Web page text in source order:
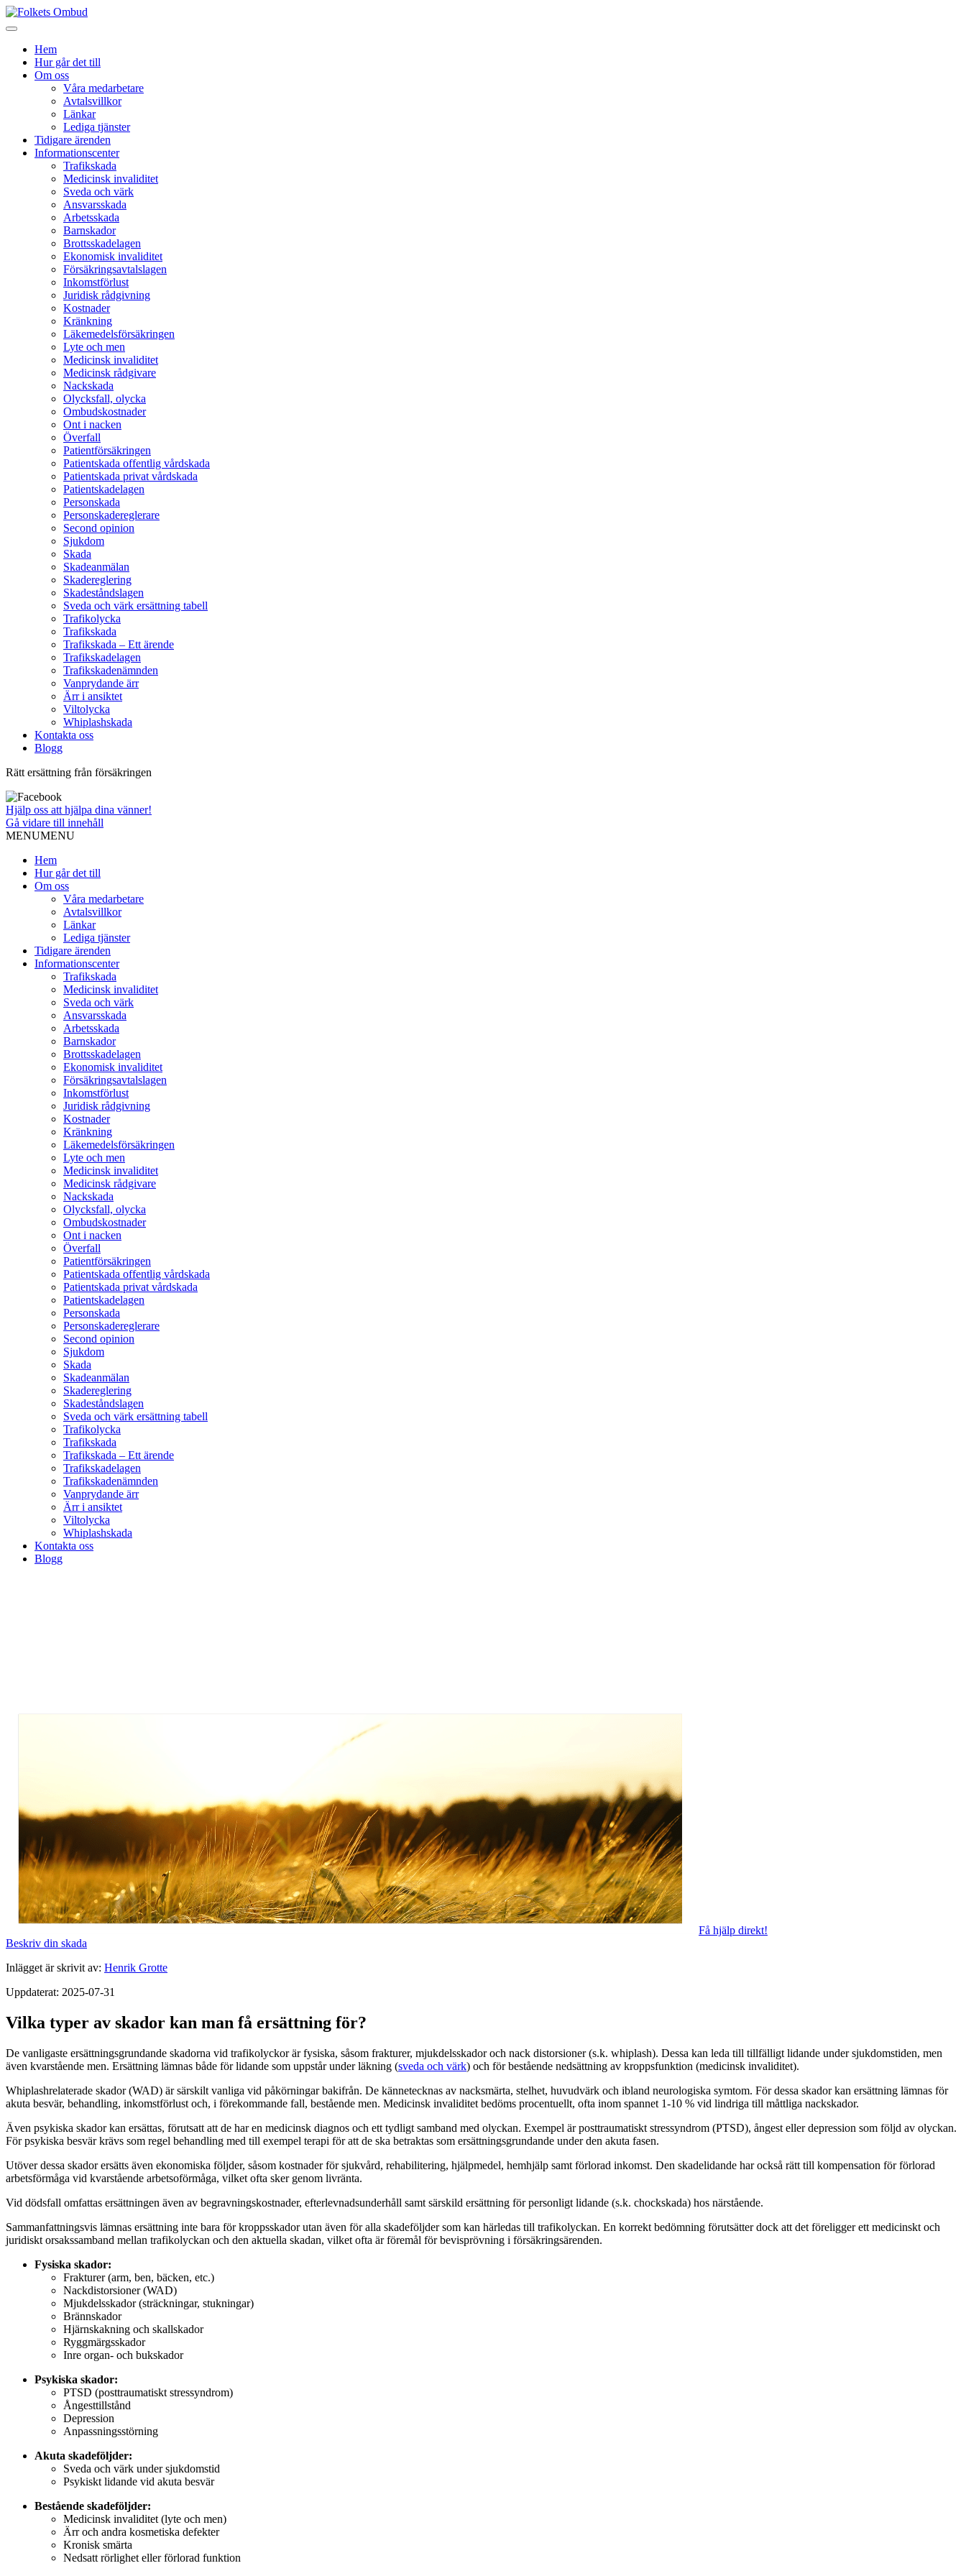
Hem
Hur går det till
Om oss
Våra medarbetare
Avtalsvillkor
Länkar
Lediga tjänster
Tidigare ärenden
Informationscenter
Trafikskada
Medicinsk invaliditet
Sveda och värk
Ansvarsskada
Arbetsskada
Barnskador
Brottsskadelagen
Ekonomisk invaliditet
Försäkringsavtalslagen
Inkomstförlust
Juridisk rådgivning
Kostnader
Kränkning
Läkemedelsförsäkringen
Lyte och men
Medicinsk invaliditet
Medicinsk rådgivare
Nackskada
Olycksfall, olycka
Ombudskostnader
Ont i nacken
Överfall
Patientförsäkringen
Patientskada offentlig vårdskada
Patientskada privat vårdskada
Patientskadelagen
Personskada
Personskadereglerare
Second opinion
Sjukdom
Skada
Skadeanmälan
Skadereglering
Skadeståndslagen
Sveda och värk ersättning tabell
Trafikolycka
Trafikskada
Trafikskada – Ett ärende
Trafikskadelagen
Trafikskadenämnden
Vanprydande ärr
Ärr i ansiktet
Viltolycka
Whiplashskada
Kontakta oss
Blogg
Rätt ersättning från försäkringen
Hjälp oss att hjälpa dina vänner!
Gå vidare till innehåll
MENUMENU
Hem
Hur går det till
Om oss
Våra medarbetare
Avtalsvillkor
Länkar
Lediga tjänster
Tidigare ärenden
Informationscenter
Trafikskada
Medicinsk invaliditet
Sveda och värk
Ansvarsskada
Arbetsskada
Barnskador
Brottsskadelagen
Ekonomisk invaliditet
Försäkringsavtalslagen
Inkomstförlust
Juridisk rådgivning
Kostnader
Kränkning
Läkemedelsförsäkringen
Lyte och men
Medicinsk invaliditet
Medicinsk rådgivare
Nackskada
Olycksfall, olycka
Ombudskostnader
Ont i nacken
Överfall
Patientförsäkringen
Patientskada offentlig vårdskada
Patientskada privat vårdskada
Patientskadelagen
Personskada
Personskadereglerare
Second opinion
Sjukdom
Skada
Skadeanmälan
Skadereglering
Skadeståndslagen
Sveda och värk ersättning tabell
Trafikolycka
Trafikskada
Trafikskada – Ett ärende
Trafikskadelagen
Trafikskadenämnden
Vanprydande ärr
Ärr i ansiktet
Viltolycka
Whiplashskada
Kontakta oss
Blogg
Få hjälp direkt!
Beskriv din skada
Inlägget är skrivit av: Henrik Grotte
Uppdaterat: 2025-07-31
Vilka typer av skador kan man få ersättning för?
De vanligaste ersättningsgrundande skadorna vid trafikolyckor är fysiska, såsom frakturer, mjukdelsskador och nack distorsioner (s.k. whiplash). Dessa kan leda till tillfälligt lidande under sjukdomstiden, men
även kvarstående men. Ersättning lämnas både för lidande som uppstår under läkning (sveda och värk) och för bestående nedsättning av kroppsfunktion (medicinsk invaliditet).
Whiplashrelaterade skador (WAD) är särskilt vanliga vid påkörningar bakifrån. De kännetecknas av nacksmärta, stelhet, huvudvärk och ibland neurologiska symtom. För dessa skador kan ersättning lämnas för
akuta besvär, behandling, inkomstförlust och, i förekommande fall, bestående men. Medicinsk invaliditet bedöms procentuellt, ofta inom spannet 1-10 % vid lindriga till måttliga nackskador.
Även psykiska skador kan ersättas, förutsatt att de har en medicinsk diagnos och ett tydligt samband med olyckan. Exempel är posttraumatiskt stressyndrom (PTSD), ångest eller depression som följd av olyckan.
För psykiska besvär krävs som regel behandling med till exempel terapi för att de ska betraktas som ersättningsgrundande under den akuta fasen.
Utöver dessa skador ersätts även ekonomiska följder, såsom kostnader för sjukvård, rehabilitering, hjälpmedel, hemhjälp samt förlorad inkomst. Den skadelidande har också rätt till kompensation för förlorad
arbetsförmåga vid kvarstående arbetsoförmåga, vilket ofta sker genom livränta.
Vid dödsfall omfattas ersättningen även av begravningskostnader, efterlevnadsunderhåll samt särskild ersättning för personligt lidande (s.k. chockskada) hos närstående.
Sammanfattningsvis lämnas ersättning inte bara för kroppsskador utan även för alla skadeföljder som kan härledas till trafikolyckan. En korrekt bedömning förutsätter dock att det föreligger ett medicinskt och
juridiskt orsakssamband mellan trafikolyckan och den aktuella skadan, vilket ofta är föremål för bevisprövning i försäkringsärenden.
Fysiska skador:
Frakturer (arm, ben, bäcken, etc.)
Nackdistorsioner (WAD)
Mjukdelsskador (sträckningar, stukningar)
Brännskador
Hjärnskakning och skallskador
Ryggmärgsskador
Inre organ- och bukskador
Psykiska skador:
PTSD (posttraumatiskt stressyndrom)
Ångesttillstånd
Depression
Anpassningsstörning
Akuta skadeföljder:
Sveda och värk under sjukdomstid
Psykiskt lidande vid akuta besvär
Bestående skadeföljder:
Medicinsk invaliditet (lyte och men)
Ärr och andra kosmetiska defekter
Kronisk smärta
Nedsatt rörlighet eller förlorad funktion